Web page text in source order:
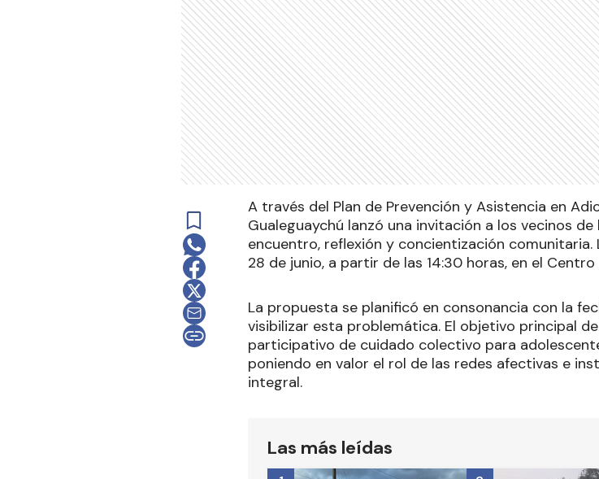
A través del Plan de Prevención y Asistencia en
Gualeguaychú lanzó una invitación a los vecinos
encuentro, reflexión y concientización
28 de junio, a partir de las 14:30 horas, en el Centro
La propuesta se planificó en consonancia con la
visibilizar esta problemática. El objetivo principal
participativo de cuidado colectivo para
poniendo en valor el rol de las redes afectivas e
integral.
Las más leídas